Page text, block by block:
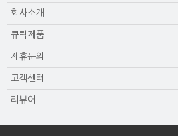
회사소개
큐릭제품
제휴문의
고객센터
리뷰어